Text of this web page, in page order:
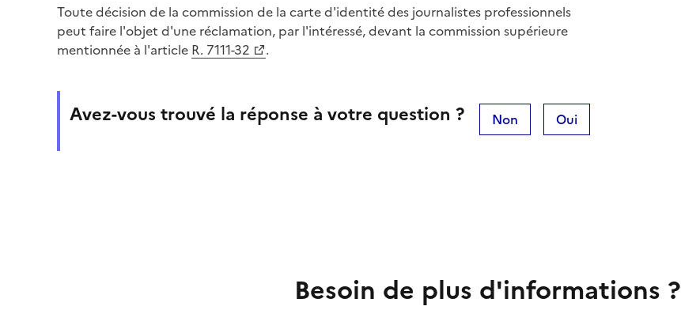
Toute décision de la commission de la carte d'identité des journalistes professionnels
peut faire l'objet d'une réclamation, par l'intéressé, devant la commission supérieure
mentionnée à l'article R. 7111-32 .
Avez-vous trouvé la réponse à votre question ? Non Oui
Besoin de plus d'informations ?